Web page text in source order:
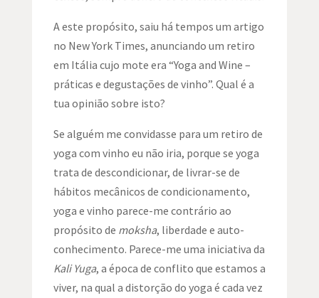
A este propósito, saiu há tempos um artigo
no New York Times, anunciando um retiro
em Itália cujo mote era “Yoga and Wine –
práticas e degustações de vinho”. Qual é a
tua opinião sobre isto?
Se alguém me convidasse para um retiro de
yoga com vinho eu não iria, porque se yoga
trata de descondicionar, de livrar-se de
hábitos mecânicos de condicionamento,
yoga e vinho parece-me contrário ao
propósito de moksha, liberdade e auto-
conhecimento. Parece-me uma iniciativa da
Kali Yuga, a época de conflito que estamos a
viver, na qual a distorção do yoga é cada vez